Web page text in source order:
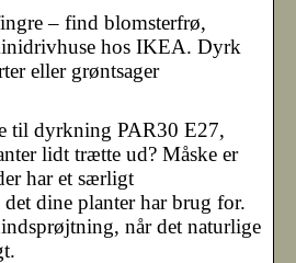
– find blomsterfrø,
hos IKEA. Dyrk
eller grøntsager
dyrkning PAR30 E27,
lidt trætte ud? Måske er
har et særligt
dine planter har brug for.
når det naturlige